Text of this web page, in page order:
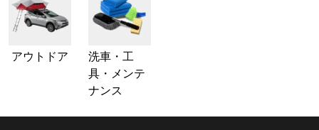
アウトドア
洗車・工
具・メンテ
ナンス